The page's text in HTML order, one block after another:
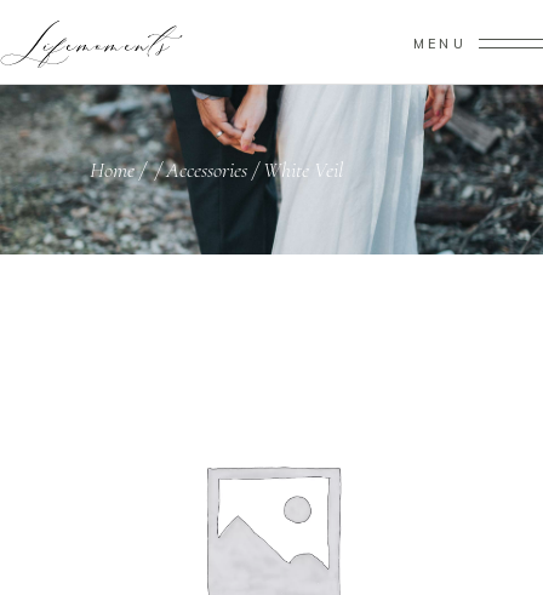
MENU
Home//Accessories/White Veil